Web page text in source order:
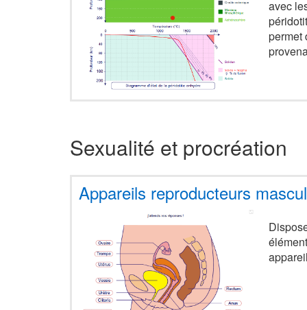
avec
permet
Sexualité et procréation
Appareils reproducteurs